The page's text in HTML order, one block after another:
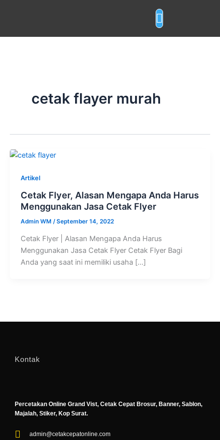
cetak flayer murah
Artikel
Cetak Flyer, Alasan Mengapa Anda Harus
Menggunakan Jasa Cetak Flyer
Admin WM /September 14, 2022
Cetak Flyer | Alasan Mengapa Anda Harus
Menggunakan Jasa Cetak Flyer Cetak Flyer Bagi
Anda yang saat ini memiliki usaha […]
Kontak
Percetakan Online Grand Vist, Cetak Cepat Brosur, Banner, Sablon,
Majalah, Stiker, Kop Surat.
admin@cetakcepatonline.com